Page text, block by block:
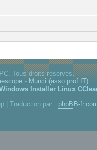
Tous droits réservés.
- Munci (asso prof.IT)
Installer Linux
| Traduction par : phpBB-